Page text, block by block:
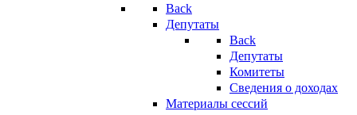
Back
Депутаты
Back
Депутаты
Комитеты
Сведения о доходах
Материалы сессий